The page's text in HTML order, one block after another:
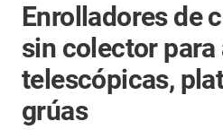
Enrolladores de
sin colector
telescópicas,
grúas